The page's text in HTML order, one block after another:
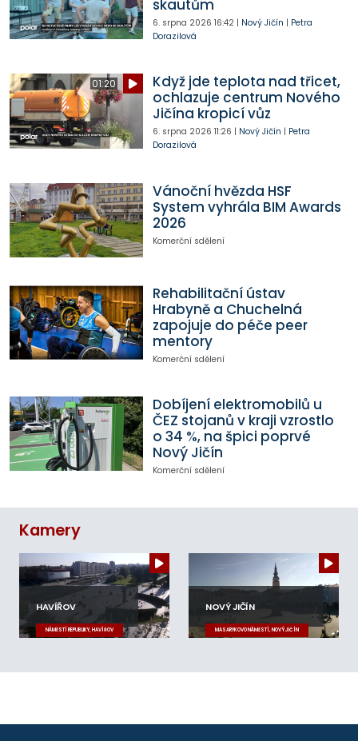
skautům
6. srpna 2026 16:42| Nový Jičín | Petra
Dorazilová
01:20
Když jde teplota nad třicet,
ochlazuje centrum Nového
Jičína kropicí vůz
6. srpna 2026 11:26 | Nový Jičín | Petra
Dorazilová
Vánoční hvězda HSF
System vyhrála BIM Awards
2026
Komerční sdělení
Rehabilitační ústav
Hrabyně a Chuchelná
zapojuje do péče peer
mentory
Komerční sdělení
Dobíjení elektromobilů u
ČEZ stojanů v kraji vzrostlo
o 34 %, na špici poprvé
Nový Jičín
Komerční sdělení
Kamery
HAVÍŘOV
NÁMĚSTÍ REPUBLIKY, HAVÍŘOV
NOVÝ JIČÍN
MASARYKOVO NÁMĚSTÍ, NOVÝ JIČÍN